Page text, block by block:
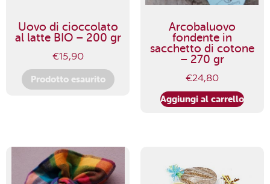
Uovo di cioccolato
al latte BIO – 200 gr
€15,90
Prodotto esaurito
Arcobaluovo
fondente in
sacchetto di cotone
– 270 gr
€24,80
Aggiungi al carrello